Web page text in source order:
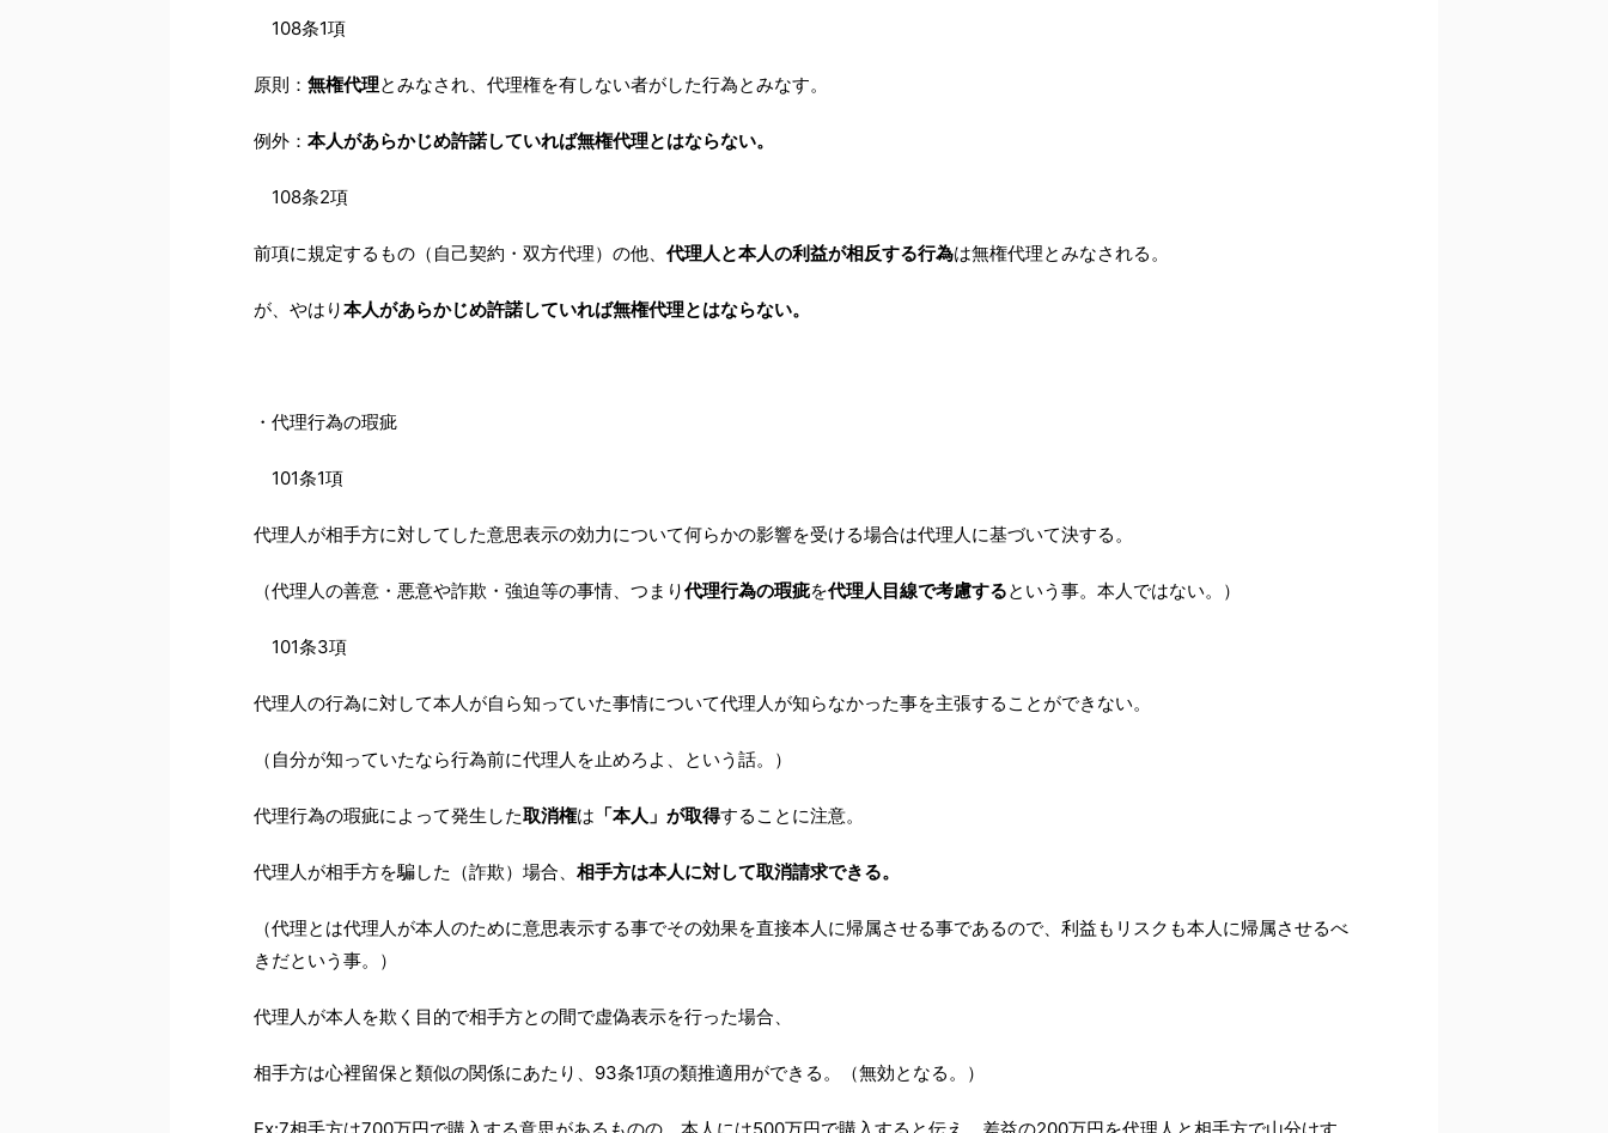
108条1項
原則： 無権代理とみなされ、代理権を有しない者がした行為とみなす。
例外： 本人があらかじめ許諾していれば無権代理とはならない。
108条2項
前項に規定するもの（自己契約・双方代理）の他、 代理人と本人の利益が相反する行為は無権代理とみなされる。
が、やはり本人があらかじめ許諾していれば無権代理とはならない。
・代理行為の瑕疵
101条1項
代理人が相手方に対してした意思表示の効力について何らかの影響を受ける場合は代理人に基づいて決する。
（代理人の善意・悪意や詐欺・強迫等の事情、つまり代理行為の瑕疵を代理人目線で考慮するという事。本人ではない。）
101条3項
代理人の行為に対して本人が自ら知っていた事情について代理人が知らなかった事を主張することができない。
（自分が知っていたなら行為前に代理人を止めろよ、という話。）
代理行為の瑕疵によって発生した取消権は 「本人」が取得することに注意。
代理人が相手方を騙した（詐欺）場合、 相手方は本人に対して取消請求できる。
（代理とは代理人が本人のために意思表示する事でその効果を直接本人に帰属させる事であるので、利益もリスクも本人に帰属させるべ
きだという事。）
代理人が本人を欺く目的で相手方との間で虚偽表示を行った場合、
相手方は心裡留保と類似の関係にあたり、93条1項の類推適用ができる。（無効となる。）